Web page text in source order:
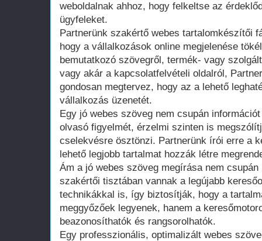
weboldalnak ahhoz, hogy felkeltse az
ügyfeleket.
Partnerünk szakértő webes tartalomkészítői
hogy a vállalkozások online megjelenése
bemutatkozó szövegről, termék- vagy
vagy akár a kapcsolatfelvételi oldalról,
gondosan megtervez, hogy az a lehető
vállalkozás üzenetét.
Egy jó webes szöveg nem csupán
olvasó figyelmét, érzelmi szinten is
cselekvésre ösztönzi. Partnerünk írói erre a
lehető legjobb tartalmat hozzák létre
Ám a jó webes szöveg megírása nem
szakértői tisztában vannak a legújabb
technikákkal is, így biztosítják, hogy a
meggyőzőek legyenek, hanem a
beazonosíthatók és rangsorolhatók.
Egy professzionális, optimalizált webes